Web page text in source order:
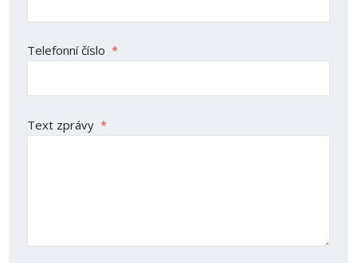
Telefonní číslo *
Text zprávy *